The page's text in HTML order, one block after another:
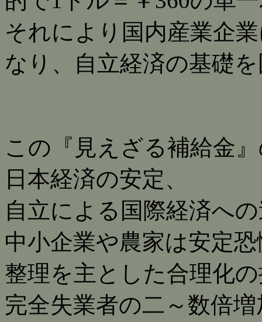
それにより国内産業企
なり、自立経済の基礎
この『見えざる補給金
日本経済の安定、
自立による国際経済へ
中小企業や農家は安定
整理を主とした合理化
完全失業者の二～数倍